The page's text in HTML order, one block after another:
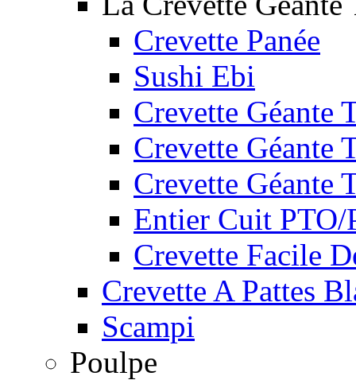
Crevette Panée
Sushi Ebi
Crevette Géante
Crevette Géante
Crevette Géante
Entier Cuit PTO/
Crevette Facile
Crevette A Pattes
Scampi
Poulpe